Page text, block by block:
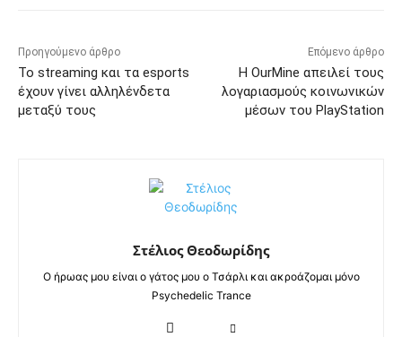
Προηγούμενο άρθρο
Το streaming και τα esports
έχουν γίνει αλληλένδετα
μεταξύ τους
Επόμενο άρθρο
Η OurMine απειλεί τους
λογαριασμούς κοινωνικών
μέσων του PlayStation
Στέλιος Θεοδωρίδης
Ο ήρωας μου είναι ο γάτος μου ο Τσάρλι και ακροάζομαι μόνο
Psychedelic Trance